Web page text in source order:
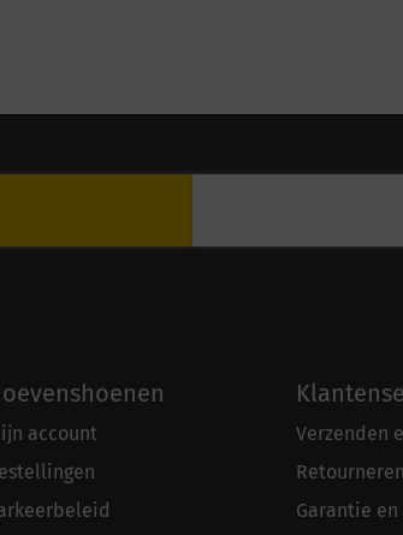
account
Verzenden
Garantie